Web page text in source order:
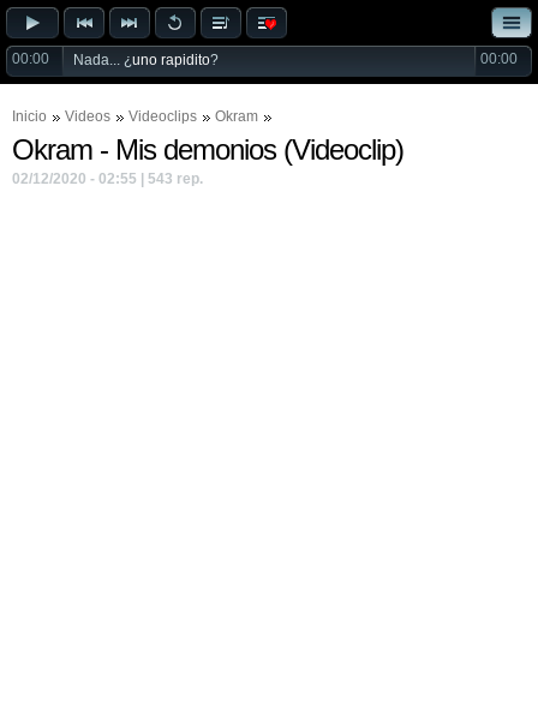
00:00 Nada... ¿uno rapidito? 00:00
Inicio Videos Videoclips Okram
Okram - Mis demonios (Videoclip)
02/12/2020 - 02:55 | 543 rep.